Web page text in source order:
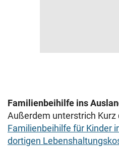
Familienbeihilfe ins
Außerdem unterstrich Kurz
Familienbeihilfe für Kinder
dortigen